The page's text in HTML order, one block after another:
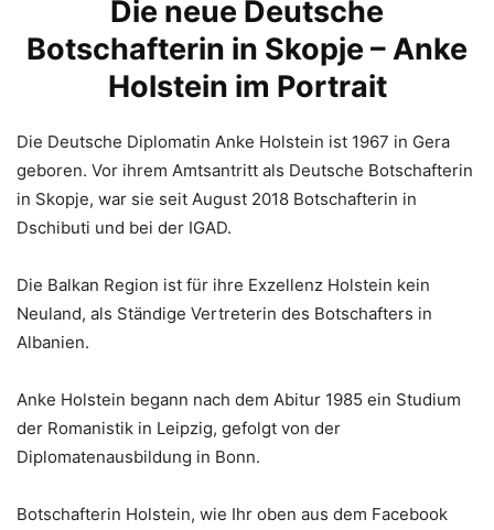
Die neue Deutsche
Botschafterin in Skopje – Anke
Holstein im Portrait
Die Deutsche Diplomatin Anke Holstein ist 1967 in Gera
geboren. Vor ihrem Amtsantritt als Deutsche Botschafterin
in Skopje, war sie seit August 2018 Botschafterin in
Dschibuti und bei der IGAD.
Die Balkan Region ist für ihre Exzellenz Holstein kein
Neuland, als Ständige Vertreterin des Botschafters in
Albanien.
Anke Holstein begann nach dem Abitur 1985 ein Studium
der Romanistik in Leipzig, gefolgt von der
Diplomatenausbildung in Bonn.
Botschafterin Holstein, wie Ihr oben aus dem Facebook